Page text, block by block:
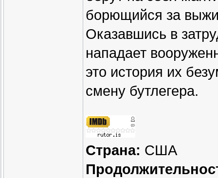
борющийся за
Оказавшись в
нападает
это история их
смену бутлегера.
Страна: США